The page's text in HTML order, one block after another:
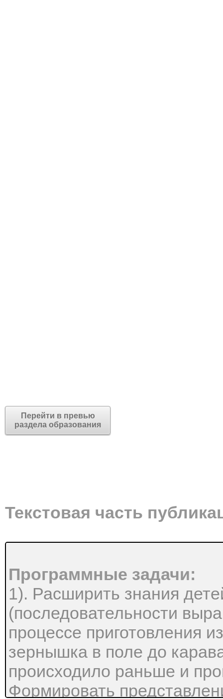
Перейти в превью
раздела образования
Текстовая часть
Программные задачи:
1). Расширить знания
(последовательности
процессе приготовления
зернышка в поле до
происходило раньше и
Формировать